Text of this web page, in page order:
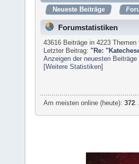
Neueste Beiträge
Forumstatistiken
43616 Beiträge in 4223
Letzter Beitrag: "Re:
Anzeigen der neuesten Beiträge
[Weitere Statistiken]
Am meisten online (heute):372